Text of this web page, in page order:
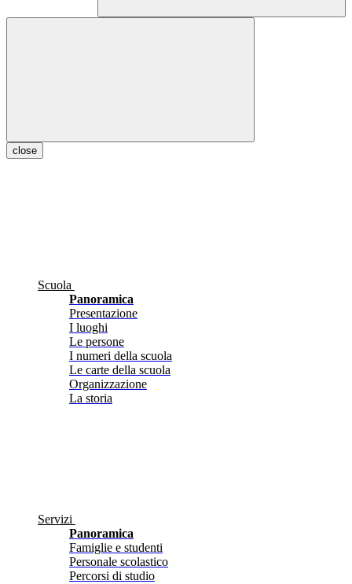
close
Scuola
Panoramica
Presentazione
I luoghi
Le persone
I numeri della scuola
Le carte della scuola
Organizzazione
La storia
Servizi
Panoramica
Famiglie e studenti
Personale scolastico
Percorsi di studio